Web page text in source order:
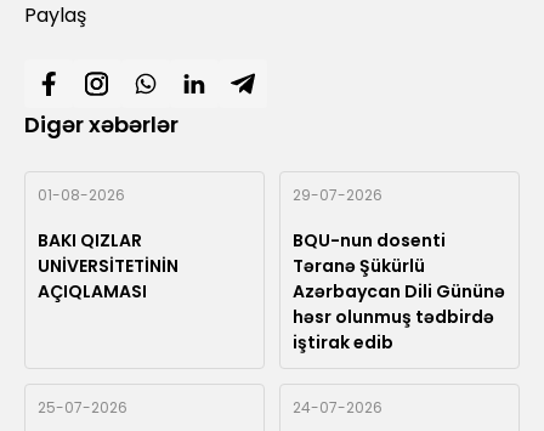
Paylaş
Digər xəbərlər
01-08-2026
BAKI QIZLAR
UNİVERSİTETİNİN
AÇIQLAMASI
29-07-2026
BQU-nun dosenti
Təranə Şükürlü
Azərbaycan Dili Gününə
həsr olunmuş tədbirdə
iştirak edib
25-07-2026 24-07-2026